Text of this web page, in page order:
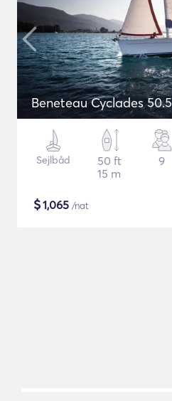
Beneteau Cyclades 50.5
Sejlbåd
50 ft
15 m
9
$1,065 /nat